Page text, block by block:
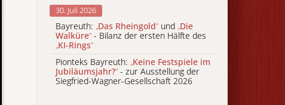
30. Juli 2026
Bayreuth: „Das Rheingold“ und „Die
Walküre“ - Bilanz der ersten Hälfte des
„KI-Rings“
Pionteks Bayreuth: „Keine Festspiele im
Jubiläumsjahr?“ - zur Ausstellung der
Siegfried-Wagner-Gesellschaft 2026